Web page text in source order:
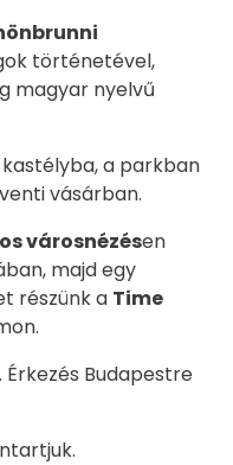
történetével,
magyar nyelvű
a parkban
vásárban.
városnézésen
majd egy
részünk a Time
Érkezés Budapestre